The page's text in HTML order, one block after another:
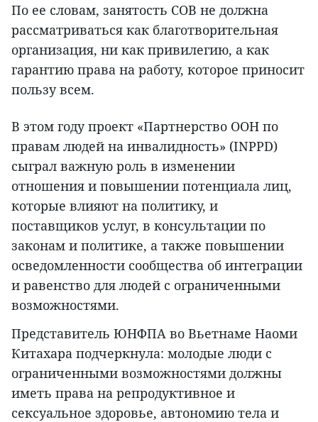
По ее словам, занятость СОВ не должна
рассматриваться как благотворительная
организация, ни как привилегию, а как
гарантию права на работу, которое приносит
пользу всем.
В этом году проект «Партнерство ООН по
правам людей на инвалидность» (INPPD)
сыграл важную роль в изменении
отношения и повышении потенциала лиц,
которые влияют на политику, и
поставщиков услуг, в консультации по
законам и политике, а также повышении
осведомленности сообщества об интеграции
и равенство для людей с ограниченными
возможностями.
Представитель ЮНФПА во Вьетнаме Наоми
Китахара подчеркнула: молодые люди с
ограниченными возможностями должны
иметь права на репродуктивное и
сексуальное здоровье, автономию тела и